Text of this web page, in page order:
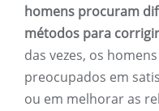
homens procuram
métodos para
das vezes, os
preocupados em
ou em melhorar as